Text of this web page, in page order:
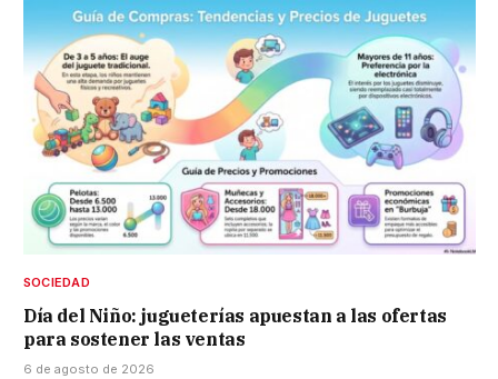
SOCIEDAD
Día del Niño: jugueterías apuestan a las ofertas
para sostener las ventas
6 de agosto de 2026